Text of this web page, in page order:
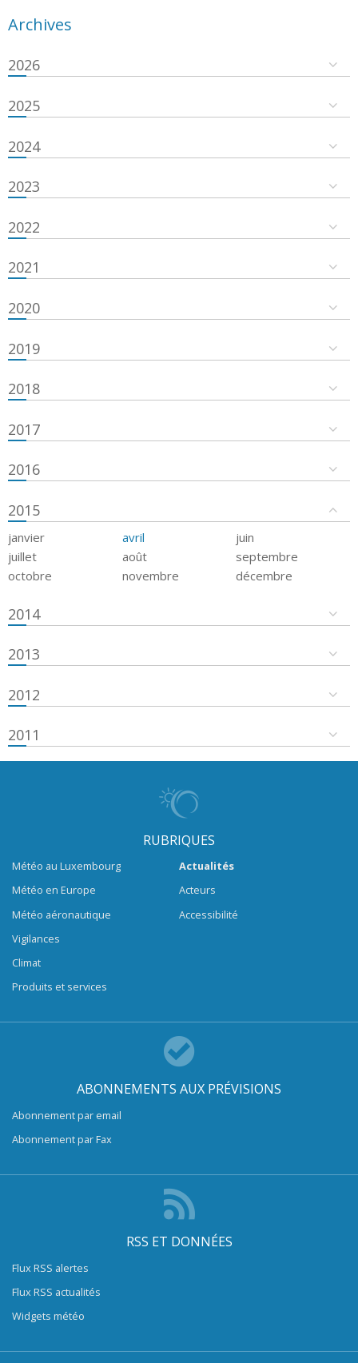
Archives
2026
2025
2024
2023
2022
2021
2020
2019
2018
2017
2016
2015
janvier avril
juin
juillet
août
septembre
octobre
novembre décembre
2014
2013
2012
2011
RUBRIQUES
Météo au Luxembourg
Météo en Europe
Météo aéronautique
Vigilances
Climat
Produits et services
Actualités
Acteurs
Accessibilité
ABONNEMENTS AUX PRÉVISIONS
Abonnement par email
Abonnement par Fax
RSS ET DONNÉES
Flux RSS alertes
Flux RSS actualités
Widgets météo